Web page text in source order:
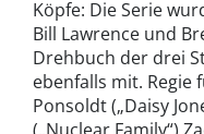
Köpfe: Die Serie
Bill Lawrence und
Drehbuch der drei
ebenfalls mit. Regie
Ponsoldt („Daisy